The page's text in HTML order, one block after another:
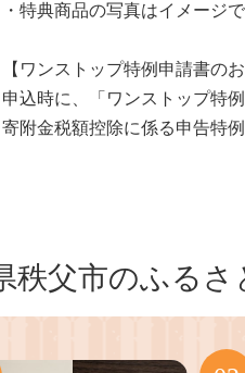
・特典商品の写真はイメージで
【ワンストップ特例申請書の
申込時に、「ワンストップ特
寄附金税額控除に係る申告特
秩父市のふるさ